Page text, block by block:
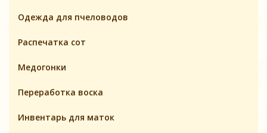
Одежда для пчеловодов
Распечатка сот
Медогонки
Переработка воска
Инвентарь для маток